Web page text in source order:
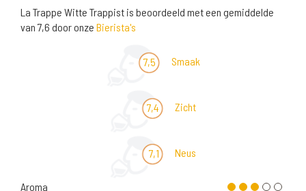
La Trappe Witte Trappist is beoordeeld met een gemiddelde
van 7,6 door onze Bierista's
7,5 Smaak
7,4 Zicht
7,1 Neus
Aroma